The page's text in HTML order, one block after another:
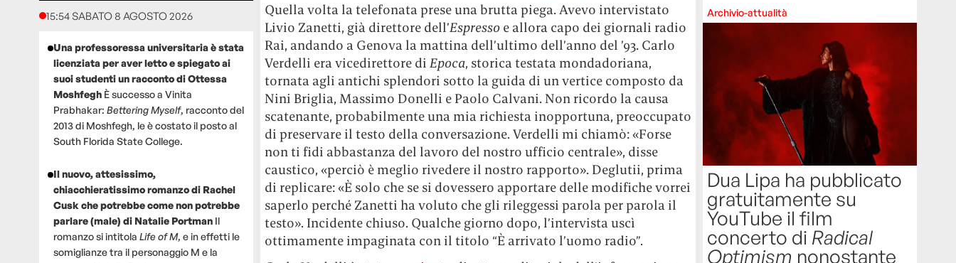
15:54 SABATO 8 AGOSTO 2026
Una professoressa universitaria è stata
licenziata per aver letto e spiegato ai
suoi studenti un racconto di Ottessa
Moshfegh È successo a Vinita
Prabhakar: Bettering Myself, racconto del
2013 di Moshfegh, le è costato il posto al
South Florida State College.
Il nuovo, attesissimo,
chiacchieratissimo romanzo di Rachel
Cusk che potrebbe come non potrebbe
parlare (male) di Natalie Portman Il
romanzo si intitola Life of M, e in effetti le
somiglianze tra il personaggio M e la
Quella volta la telefonata prese una brutta piega. Avevo intervistato
Livio Zanetti, già direttore dell’Espressoe allora capo dei giornali radio
Rai, andando a Genova la mattina dell’ultimo dell’anno del ’93. Carlo
Verdelli era vicedirettore di Epoca, storica testata mondadoriana,
tornata agli antichi splendori sotto la guida di un vertice composto da
Nini Briglia, Massimo Donelli e Paolo Calvani. Non ricordo la causa
scatenante, probabilmente una mia richiesta inopportuna, preoccupato
di preservare il testo della conversazione. Verdelli mi chiamò: «Forse
non ti fidi abbastanza del lavoro del nostro ufficio centrale», disse
caustico, «perciò è meglio rivedere il nostro rapporto». Deglutii, prima
di replicare: «È solo che se si dovessero apportare delle modifiche vorrei
saperlo perché Zanetti ha voluto che gli rileggessi parola per parola il
testo». Incidente chiuso. Qualche giorno dopo, l’intervista uscì
ottimamente impaginata con il titolo “È arrivato l’uomo radio”.
Archivio-attualità
Dua Lipa ha pubblicato
gratuitamente su
YouTube il film
concerto di Radical
Optimism nonostante